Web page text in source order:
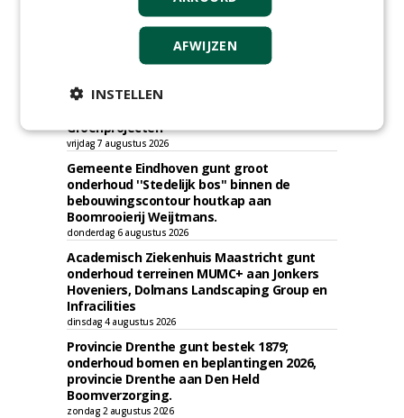
Gemeente Tilburg gunt raamovereenkomst
kap en herplant bomen aan J. van Esch.
verbindingszone Zwaluwenbunders en
Groenprojecten
vrijdag 7 augustus 2026
Gemeente Eindhoven gunt groot
onderhoud ''Stedelijk bos'' binnen de
bebouwingscontour houtkap aan
Boomrooierij Weijtmans.
donderdag 6 augustus 2026
Academisch Ziekenhuis Maastricht gunt
onderhoud terreinen MUMC+ aan Jonkers
Hoveniers, Dolmans Landscaping Group en
Infracilities
dinsdag 4 augustus 2026
Provincie Drenthe gunt bestek 1879;
onderhoud bomen en beplantingen 2026,
provincie Drenthe aan Den Held
Boomverzorging.
zondag 2 augustus 2026
AFWIJZEN
INSTELLEN